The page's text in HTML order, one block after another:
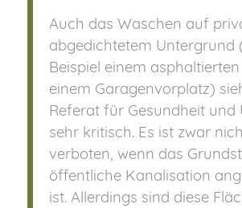
Auch das Waschen auf
abgedichtetem Untergrund
Beispiel einem
einem Garagenvorplatz)
Referat für Gesundheit und
sehr kritisch. Es ist zwar
verboten, wenn das
öffentliche Kanalisation
ist. Allerdings sind diese